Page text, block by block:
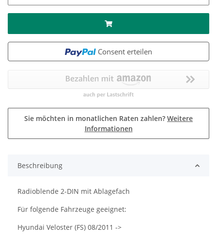
Consent erteilen
Sie möchten in monatlichen Raten zahlen? Weitere
Informationen
Beschreibung
Radioblende 2-DIN mit Ablagefach
Für folgende Fahrzeuge geeignet:
Hyundai Veloster (FS) 08/2011 ->